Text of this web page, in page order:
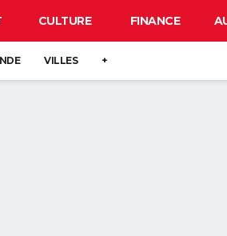
CULTURE FINANCE
VILLES +